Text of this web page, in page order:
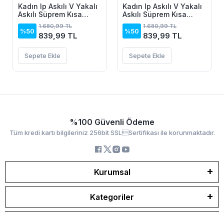
Kadın Ip Askılı V Yakalı
Askılı Süprem Kısa
Elbise
%50
1.680,99 TL
839,99 TL
Sepete Ekle
Kadın Ip Askılı V Yakalı
Askılı Süprem Kısa
Elbise
%50
1.680,99 TL
839,99 TL
Sepete Ekle
%100 Güvenli Ödeme
Tüm kredi kartı bilgileriniz 256bit SSLSertifikası ile korunmaktadır.
Kurumsal
Kategoriler